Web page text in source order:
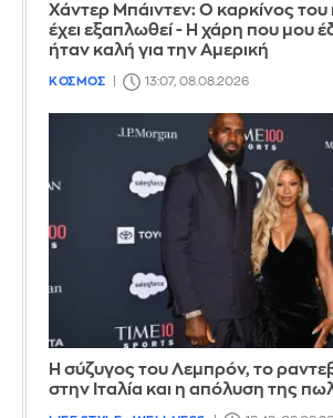
Χάντερ Μπάιντεν: Ο καρκίνος
έχει εξαπλωθεί - Η χάρη που μου
ήταν καλή για την Αμερική
ΚΟΣΜΟΣ 13:07, 08.08.2026
Η σύζυγος του Λεμπρόν, το
στην Ιταλία και η απόλυση της